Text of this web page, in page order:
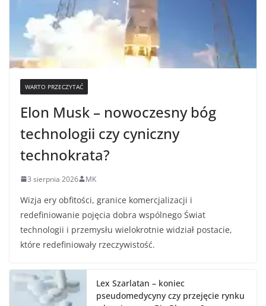
WARTO PRZECZYTAĆ
Elon Musk – nowoczesny bóg
technologii czy cyniczny
technokrata?
3 sierpnia 2026 MK
Wizja ery obfitości, granice komercjalizacji i
redefiniowanie pojęcia dobra wspólnego Świat
technologii i przemysłu wielokrotnie widział postacie,
które redefiniowały rzeczywistość.
Lex Szarlatan – koniec
pseudomedycyny czy przejęcie rynku